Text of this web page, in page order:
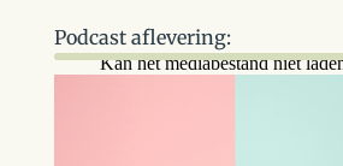
Podcast aflevering: